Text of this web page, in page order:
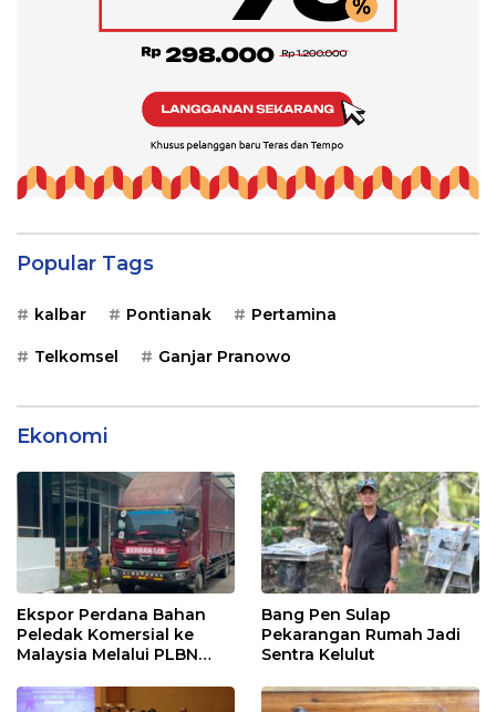
Popular Tags
kalbar Pontianak Pertamina
Telkomsel Ganjar Pranowo
Ekonomi
Ekspor Perdana Bahan
Peledak Komersial ke
Malaysia Melalui PLBN
Bang Pen Sulap
Pekarangan Rumah Jadi
Sentra Kelulut